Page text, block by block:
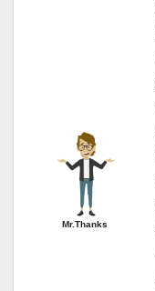
Mr.Thanks